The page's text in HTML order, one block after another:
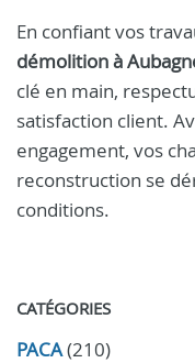
En confiant vos
démolition à
clé en main,
satisfaction client.
engagement, vos
reconstruction se
conditions.
CATÉGORIES
PACA(210)